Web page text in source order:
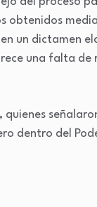
obtenidos
un dictamen
una falta
dentro del